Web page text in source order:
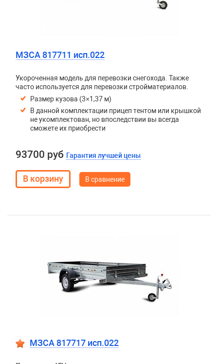
МЗСА 817711 исп.022
Укороченная модель для перевозки снегохода. Также
часто используется для перевозки стройматериалов.
Размер кузова (3×1,37 м)
В данной комплектации прицеп тентом или крышкой
не укомплектован, но впоследствии вы всегда
сможете их приобрести
93700 руб Гарантия лучшей цены
В сравнение
МЗСА 817717 исп.022